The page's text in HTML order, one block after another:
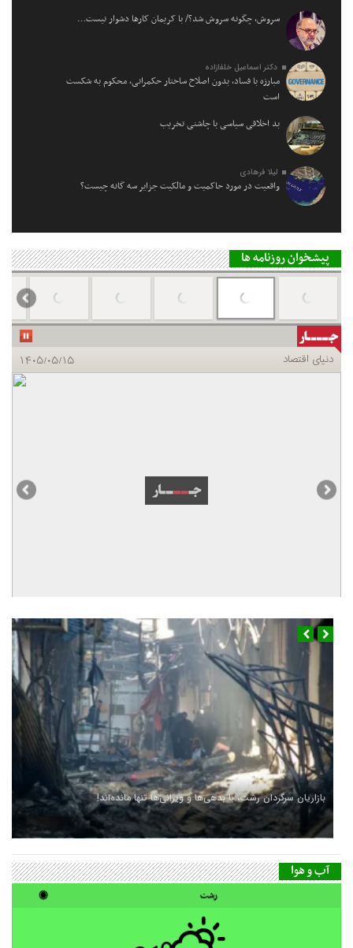
سروش، چگونه سروش شد؟/ با کریمان کارها دشوار نیست…
دکتر اسماعیل خلفازاده
مبارزه با فساد، بدون اصلاح ساختار حکمرانی، محکوم به شکست
است
بد اخلاقی سیاسی با چاشنی تخریب
لیلا فرهادی
واقعیت در مورد حاکمیت و مالکیت جزایر سه گانه چیست؟
پیشخوان روزنامه ها
فرودگاه رشت آماده میزبانی از هواپیمای پهن‌پیکر می‌شود
آب و هوا
رشت ◉